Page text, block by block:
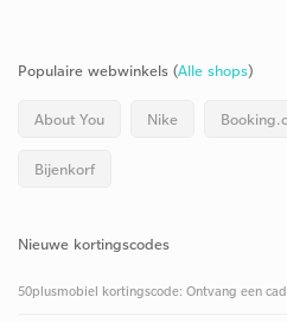
Populaire webwinkels (Alle shops)
About You Nike
Bijenkorf
Nieuwe kortingscodes
50plusmobiel kortingscode: Ontvang een